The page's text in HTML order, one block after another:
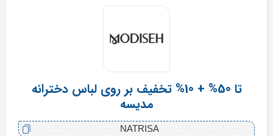
تا 50% + 10% تخفیف بر روی لباس دخترانه
مدیسه
NATRISA